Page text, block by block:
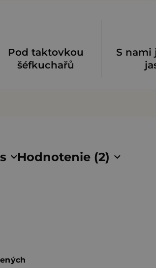
Pod taktovkou
šéfkuchařů
S nami
Hodnotenie (2)